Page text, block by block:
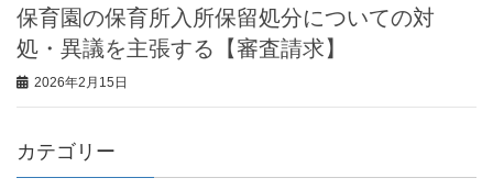
保育園の保育所入所保留処分についての対
処・異議を主張する【審査請求】
2026年2月15日
カテゴリー